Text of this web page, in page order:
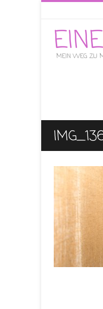
MEIN WEG ZU